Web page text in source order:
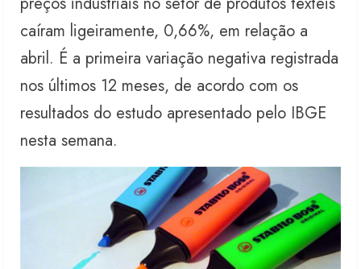
caíram ligeiramente, 0,66%, em relação a
abril. É a primeira variação negativa registrada
nos últimos 12 meses, de acordo com os
resultados do estudo apresentado pelo IBGE
nesta semana.